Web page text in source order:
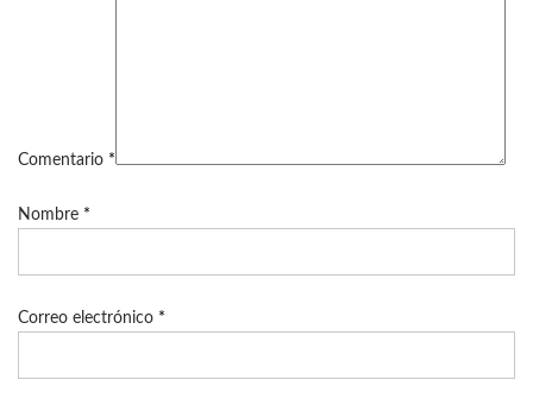
Comentario *
Nombre *
Correo electrónico *